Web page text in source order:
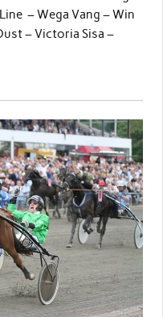
– Wega Vang – Win
– Victoria Sisa –